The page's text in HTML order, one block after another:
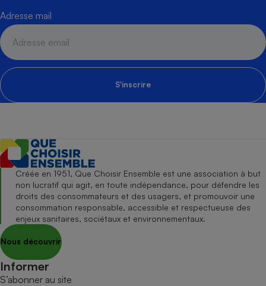
Adresse mail
S'inscrire
Créée en 1951, Que Choisir Ensemble est une association à but
non lucratif qui agit, en toute indépendance, pour défendre les
droits des consommateurs et des usagers, et promouvoir une
consommation responsable, accessible et respectueuse des
enjeux sanitaires, sociétaux et environnementaux.
Nous découvrir
Informer
S’abonner au site